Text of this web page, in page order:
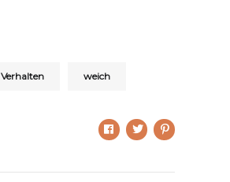
Verhalten weich